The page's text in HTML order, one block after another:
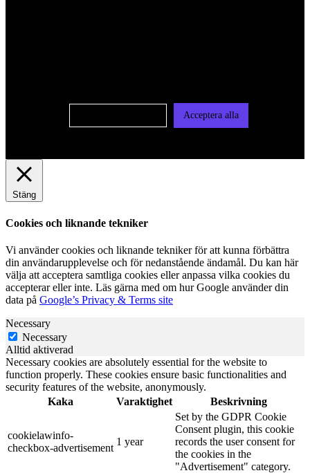
Acceptera alla
Stäng
Cookies och liknande tekniker
Vi använder cookies och liknande tekniker för att kunna förbättra
din användarupplevelse och för nedanstående ändamål. Du kan här
välja att acceptera samtliga cookies eller anpassa vilka cookies du
accepterar eller inte. Läs gärna med om hur Google använder din
data på Google’s Privacy & Terms site
Necessary
Necessary
Alltid aktiverad
Necessary cookies are absolutely essential for the website to
function properly. These cookies ensure basic functionalities and
security features of the website, anonymously.
Kaka
Varaktighet Beskrivning
cookielawinfo-
checkbox-advertisement
1 year
Set by the GDPR Cookie
Consent plugin, this cookie
records the user consent for
the cookies in the
"Advertisement" category.